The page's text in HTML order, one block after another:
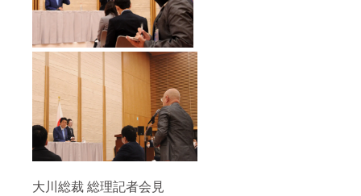
大川総裁 総理記者会見